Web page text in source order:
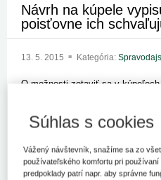
Návrh na kúpele
poisťovne ich
13. 5. 2015 Kategória:
O možnosti zotaviť sa v
starostlivosť pre dospelých alebo
hovorkyňa Všeobecnej
Bratislava 13. mája (TASR) - O
Súhlas s cookies
Vážený návštevník, snažíme sa zo
používateľského komfortu pri
predpoklady patrí napr. aby správne